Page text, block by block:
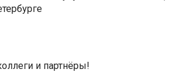
и партнёры!